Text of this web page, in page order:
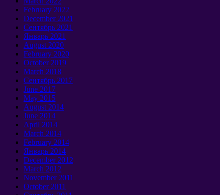
February 2022
December2021
Сентябрь 2021
Январь 2021
August2020
February 2020
October2019
March 2018
Сентябрь 2017
June 2017
May 2015
August2014
June 2014
April 2014
March 2014
February 2014
Январь 2014
December2012
March 2012
November2011
October2011